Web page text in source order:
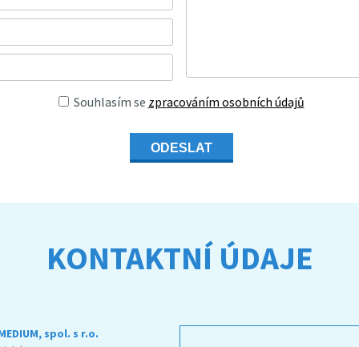
Souhlasím se zpracováním osobních údajů
ODESLAT
KONTAKTNÍ ÚDAJE
spol. s r.o.